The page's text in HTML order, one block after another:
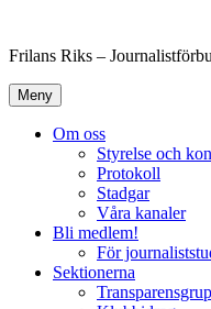
innehåll
Frilans Riks –
Meny
Om oss
Styrelse och
Protokoll
Stadgar
Våra kanaler
Bli medlem!
För
Sektionerna